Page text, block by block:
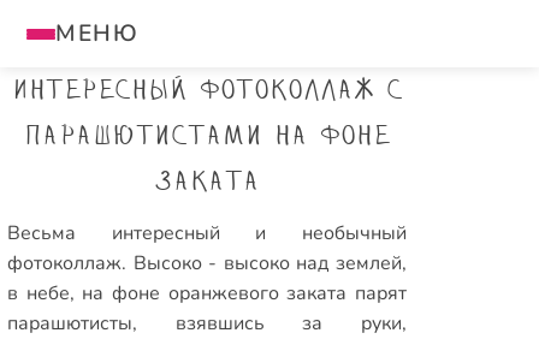
МЕНЮ
Интересный фотоколлаж с
парашютистами на фоне
заката
Весьма интересный и необычный
фотоколлаж. Высоко - высоко над землей,
в небе, на фоне оранжевого заката парят
парашютисты, взявшись за руки,